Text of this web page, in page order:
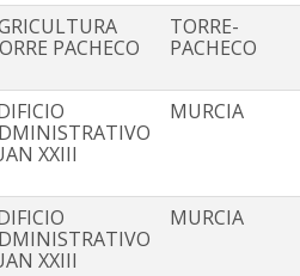
PACHECO
TORRE-
PACHECO
XXIII
MURCIA
XXIII
MURCIA